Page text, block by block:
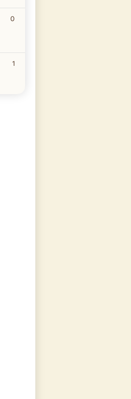
0
1